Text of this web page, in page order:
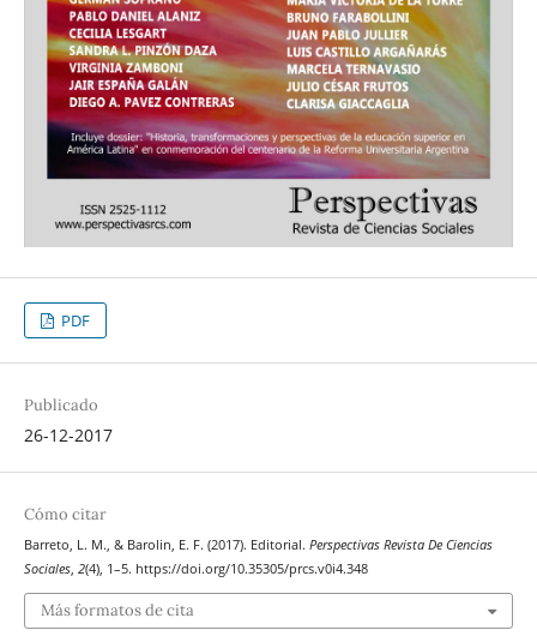
PDF
Publicado
26-12-2017
Cómo citar
Barreto, L. M., & Barolin, E. F. (2017). Editorial. Perspectivas Revista De Ciencias
Sociales, 2(4), 1–5. https://doi.org/10.35305/prcs.v0i4.348
Más formatos de cita